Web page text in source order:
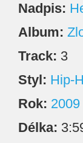
Nadpis:
Album:
Track: 3
Styl: Hip-
Rok: 2009
Délka: